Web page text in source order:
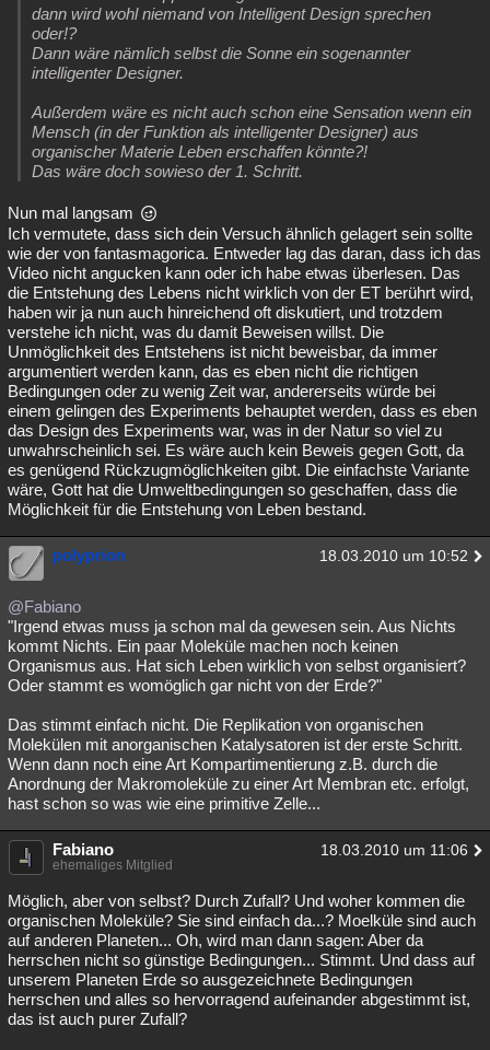
dann wird wohl niemand von Intelligent Design sprechen
oder!?
Dann wäre nämlich selbst die Sonne ein sogenannter
intelligenter Designer.
Außerdem wäre es nicht auch schon eine Sensation wenn ein
Mensch (in der Funktion als intelligenter Designer) aus
organischer Materie Leben erschaffen könnte?!
Das wäre doch sowieso der 1. Schritt.
Nun mal langsam
Ich vermutete, dass sich dein Versuch ähnlich gelagert sein sollte
wie der von fantasmagorica. Entweder lag das daran, dass ich das
Video nicht angucken kann oder ich habe etwas überlesen. Das
die Entstehung des Lebens nicht wirklich von der ET berührt wird,
haben wir ja nun auch hinreichend oft diskutiert, und trotzdem
verstehe ich nicht, was du damit Beweisen willst. Die
Unmöglichkeit des Entstehens ist nicht beweisbar, da immer
argumentiert werden kann, das es eben nicht die richtigen
Bedingungen oder zu wenig Zeit war, andererseits würde bei
einem gelingen des Experiments behauptet werden, dass es eben
das Design des Experiments war, was in der Natur so viel zu
unwahrscheinlich sei. Es wäre auch kein Beweis gegen Gott, da
es genügend Rückzugmöglichkeiten gibt. Die einfachste Variante
wäre, Gott hat die Umweltbedingungen so geschaffen, dass die
Möglichkeit für die Entstehung von Leben bestand.
polyprion 18.03.2010 um 10:52
@Fabiano
"Irgend etwas muss ja schon mal da gewesen sein. Aus Nichts
kommt Nichts. Ein paar Moleküle machen noch keinen
Organismus aus. Hat sich Leben wirklich von selbst organisiert?
Oder stammt es womöglich gar nicht von der Erde?"
Das stimmt einfach nicht. Die Replikation von organischen
Molekülen mit anorganischen Katalysatoren ist der erste Schritt.
Wenn dann noch eine Art Kompartimentierung z.B. durch die
Anordnung der Makromoleküle zu einer Art Membran etc. erfolgt,
hast schon so was wie eine primitive Zelle...
Fabiano 18.03.2010 um 11:06
ehemaliges Mitglied
Möglich, aber von selbst? Durch Zufall? Und woher kommen die
organischen Moleküle? Sie sind einfach da...? Moelküle sind auch
auf anderen Planeten... Oh, wird man dann sagen: Aber da
herrschen nicht so günstige Bedingungen... Stimmt. Und dass auf
unserem Planeten Erde so ausgezeichnete Bedingungen
herrschen und alles so hervorragend aufeinander abgestimmt ist,
das ist auch purer Zufall?